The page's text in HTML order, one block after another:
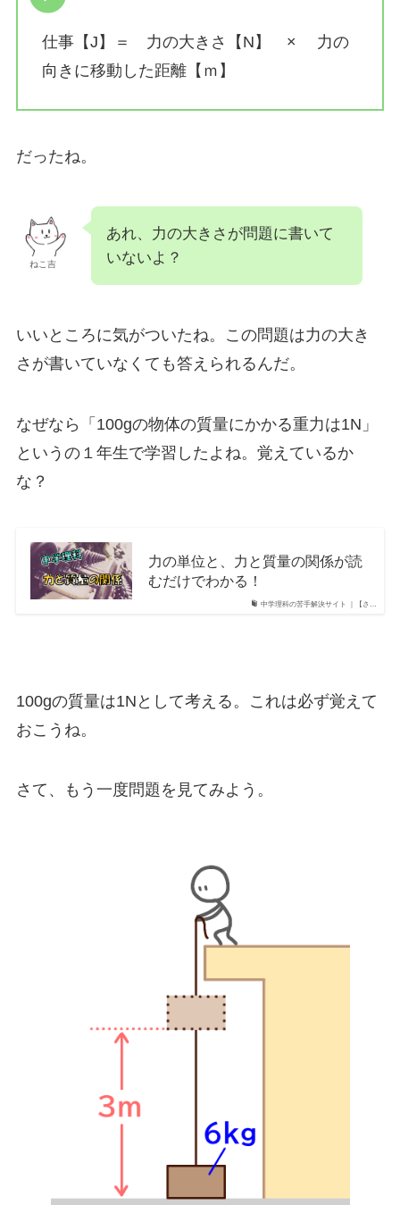
仕事【J】＝ 力の大きさ【N】 × 力の
向きに移動した距離【ｍ】
だったね。
ねこ吉
あれ、力の大きさが問題に書いて
いないよ？
いいところに気がついたね。この問題は力の大き
さが書いていなくても答えられるんだ。
なぜなら「100gの物体の質量にかかる重力は1N」
というの１年生で学習したよね。覚えているか
な？
中学理科の苦手解決サイト ｜【さ…
力の単位と、力と質量の関係が読
むだけでわかる！
100gの質量は1Nとして考える。これは必ず覚えて
おこうね。
さて、もう一度問題を見てみよう。